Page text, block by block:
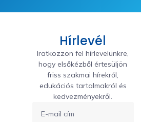
Hírlevél
Iratkozzon fel hírlevelünkre,
hogy elsőkézből értesüljön
friss szakmai hírekről,
edukációs tartalmakról és
kedvezményekről.